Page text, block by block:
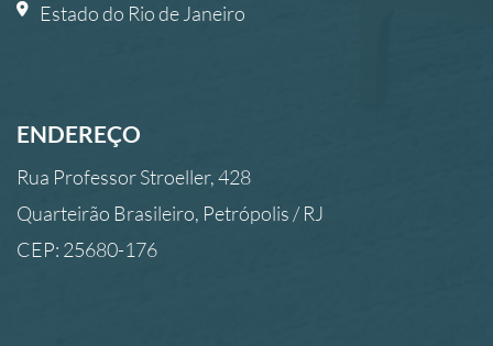
Estado do Rio de Janeiro
ENDEREÇO
Rua Professor Stroeller, 428
Quarteirão Brasileiro, Petrópolis / RJ
CEP: 25680-176